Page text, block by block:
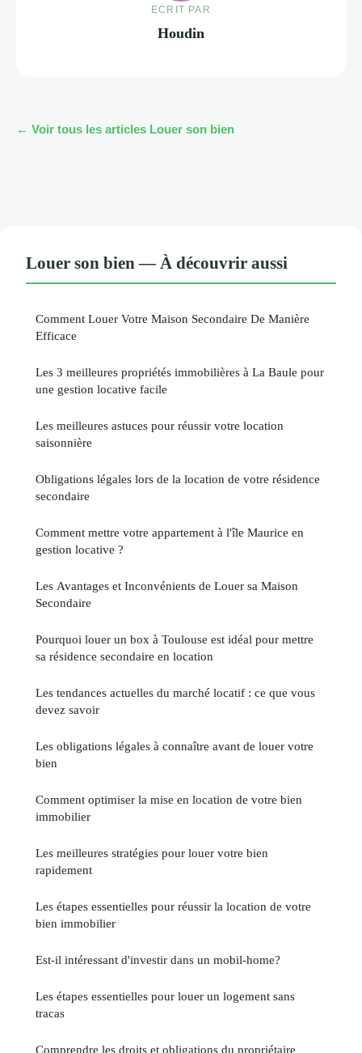
ECRIT PAR
Houdin
← Voir tous les articles Louer son bien
Louer son bien — À découvrir aussi
Comment Louer Votre Maison Secondaire De Manière
Efficace
Les 3 meilleures propriétés immobilières à La Baule pour
une gestion locative facile
Les meilleures astuces pour réussir votre location
saisonnière
Obligations légales lors de la location de votre résidence
secondaire
Comment mettre votre appartement à l'île Maurice en
gestion locative ?
Les Avantages et Inconvénients de Louer sa Maison
Secondaire
Pourquoi louer un box à Toulouse est idéal pour mettre
sa résidence secondaire en location
Les tendances actuelles du marché locatif : ce que vous
devez savoir
Les obligations légales à connaître avant de louer votre
bien
Comment optimiser la mise en location de votre bien
immobilier
Les meilleures stratégies pour louer votre bien
rapidement
Les étapes essentielles pour réussir la location de votre
bien immobilier
Est-il intéressant d'investir dans un mobil-home?
Les étapes essentielles pour louer un logement sans
tracas
Comprendre les droits et obligations du propriétaire